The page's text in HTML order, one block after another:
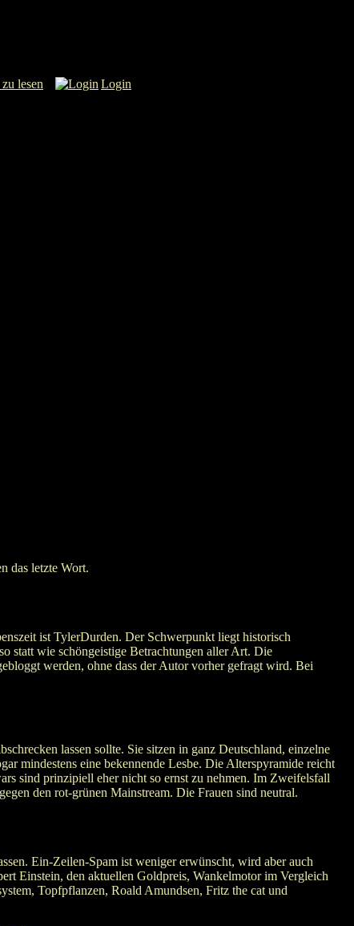
lesen
Login
das letzte Wort.
ist TylerDurden. Der Schwerpunkt liegt historisch
statt wie schöngeistige Betrachtungen aller Art. Die
werden, ohne dass der Autor vorher gefragt wird. Bei
lassen sollte. Sie sitzen in ganz Deutschland, einzelne
mindestens eine bekennende Lesbe. Die Alterspyramide reicht
sind prinzipiell eher nicht so ernst zu nehmen. Im Zweifelsfall
den rot-grünen Mainstream. Die Frauen sind neutral.
Ein-Zeilen-Spam ist weniger erwünscht, wird aber auch
Einstein, den aktuellen Goldpreis, Wankelmotor im Vergleich
Topfpflanzen, Roald Amundsen, Fritz the cat und